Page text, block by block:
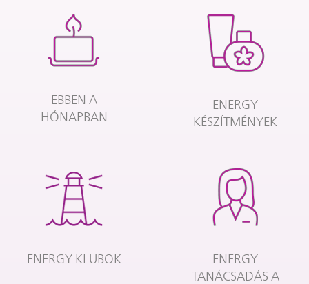
EBBEN A
HÓNAPBAN
ENERGY
KÉSZÍTMÉNYEK
ENERGY KLUBOK
ENERGY
TANÁCSADÁS A